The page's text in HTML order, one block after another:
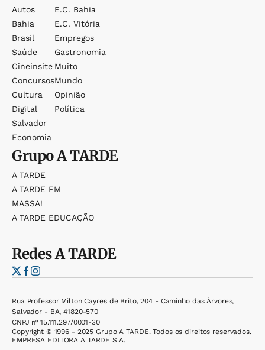
Autos
Bahia
Brasil
Saúde
Cineinsite
Concursos
Cultura
Digital
Salvador
Economia
E.c. Bahia
E.c. Vitória
Empregos
Gastronomia
Muito
Mundo
Opinião
Política
GrupoA TARDE
A TARDE
A TARDE FM
MASSA!
A TARDE EDUCAÇÃO
RedesA TARDE
Rua Professor Milton Cayres de Brito, 204 - Caminho das Árvores,
Salvador - BA, 41820-570
CNPJ nº 15.111.297/0001-30
Copyright © 1996 - 2025 Grupo A TARDE. Todos os direitos reservados.
EMPRESA EDITORA A TARDE S.A.